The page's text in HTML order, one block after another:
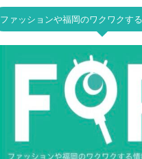
ファッションや福岡のワクワクす